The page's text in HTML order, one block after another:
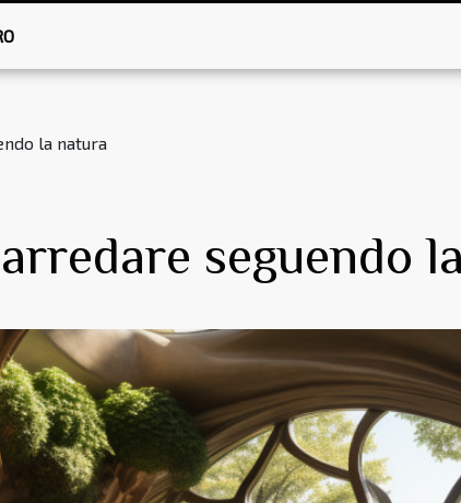
la natura
seguendo